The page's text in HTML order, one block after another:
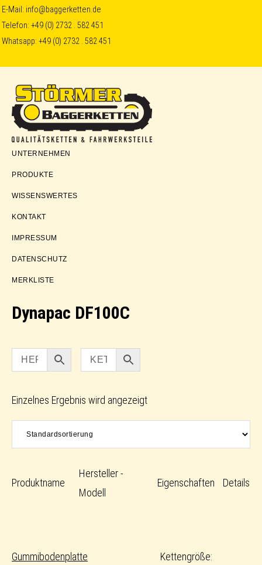
Skip
to
primary
navigation
Skip
to
content
Skip
to
E-Mail: info@baggerketten.de
Telefon:+49 (0) 2732 . 582 451
Whatsapp:+49 (0) 2732 . 582 451
Störmer
UNTERNEHMEN
PRODUKTE
WISSENSWERTES
KONTAKT
IMPRESSUM
DATENSCHUTZ
MERKLISTE
Dynapac DF100C
Einzelnes Ergebnis wird angezeigt
Produktname
Hersteller -
Modell
Eigenschaften Details
Gummibodenplatte
Kettengröße: